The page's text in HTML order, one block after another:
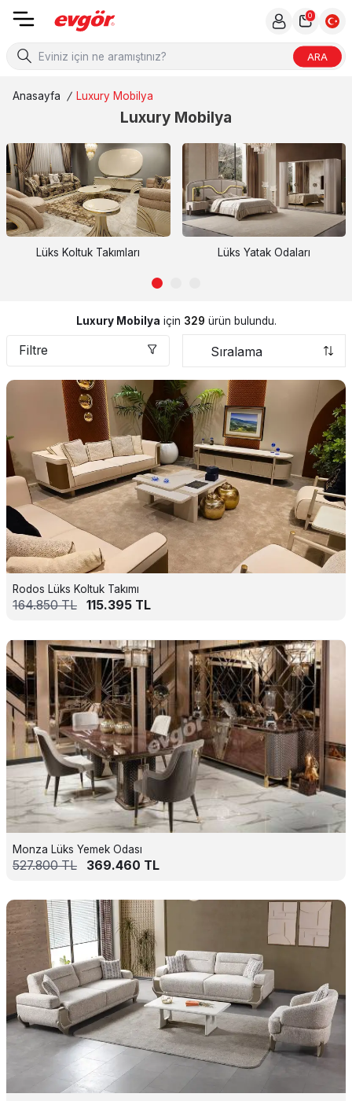
ARA
0
Anasayfa / Luxury Mobilya
Luxury Mobilya
Lüks Koltuk Takımları Lüks Yatak Odaları
Filtre
Luxury Mobilya için 329 ürün bulundu.
Rodos Lüks Koltuk Takımı
164.850TL 115.395 TL
Monza Lüks Yemek Odası
527.800TL 369.460 TL